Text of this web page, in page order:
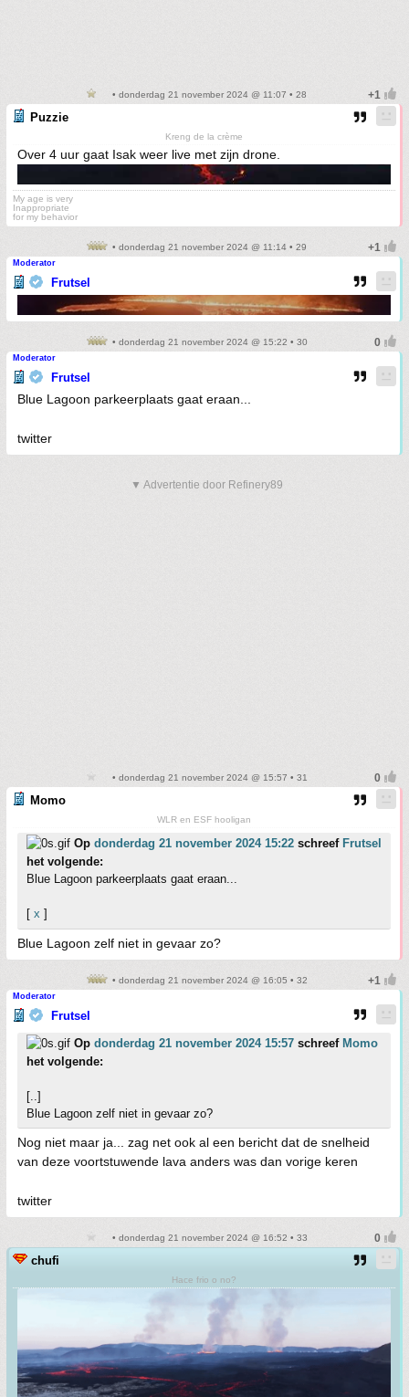
• donderdag 21 november 2024 @ 11:07 • 28
Puzzie
Kreng de la crème
Over 4 uur gaat Isak weer live met zijn drone.
My age is very
Inappropriate
for my behavior
• donderdag 21 november 2024 @ 11:14 • 29
Moderator
Frutsel
• donderdag 21 november 2024 @ 15:22 • 30
Moderator
Frutsel
Blue Lagoon parkeerplaats gaat eraan...
twitter
▼ Advertentie door Refinery89
• donderdag 21 november 2024 @ 15:57 • 31
Momo
WLR en ESF hooligan
Op donderdag 21 november 2024 15:22 schreef Frutsel
het volgende:
Blue Lagoon parkeerplaats gaat eraan...
[ x ]
Blue Lagoon zelf niet in gevaar zo?
• donderdag 21 november 2024 @ 16:05 • 32
Moderator
Frutsel
Op donderdag 21 november 2024 15:57 schreef Momo
het volgende:
[..]
Blue Lagoon zelf niet in gevaar zo?
Nog niet maar ja... zag net ook al een bericht dat de snelheid
van deze voortstuwende lava anders was dan vorige keren
twitter
• donderdag 21 november 2024 @ 16:52 • 33
chufi
Hace frio o no?